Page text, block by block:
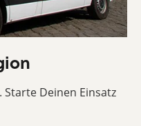
Deinen Einsatz